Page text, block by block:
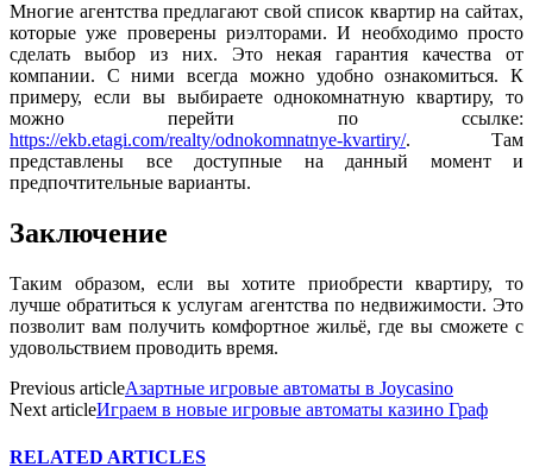
Многие агентства предлагают свой список квартир на сайтах,
которые уже проверены риэлторами. И необходимо просто
сделать выбор из них. Это некая гарантия качества от
компании. С ними всегда можно удобно ознакомиться. К
примеру, если вы выбираете однокомнатную квартиру, то
можно перейти по ссылке:
https://ekb.etagi.com/realty/odnokomnatnye-kvartiry/. Там
представлены все доступные на данный момент и
предпочтительные варианты.
Заключение
Таким образом, если вы хотите приобрести квартиру, то
лучше обратиться к услугам агентства по недвижимости. Это
позволит вам получить комфортное жильё, где вы сможете с
удовольствием проводить время.
Previous articleАзартные игровые автоматы в Joycasino
Next articleИграем в новые игровые автоматы казино Граф
RELATED ARTICLES